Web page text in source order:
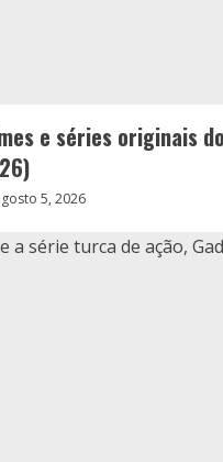
e séries originais
5, 2026